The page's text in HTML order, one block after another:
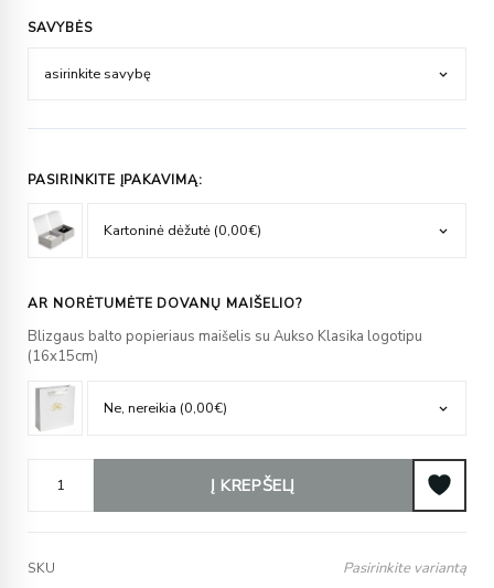
SAVYBĖS
PASIRINKITE ĮPAKAVIMĄ:
AR NORĖTUMĖTE DOVANŲ MAIŠELIO?
Blizgaus balto popieriaus maišelis su Aukso Klasika logotipu
(16x15cm)
Į KREPŠELĮ
SKU Pasirinkite variantą